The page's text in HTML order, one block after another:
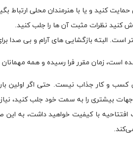
کنید و یا با هنرمندان محلی ارتباط
کنید نظرات مثبت آن ها را جلب کنید.
است. البته بازگشایی های آرام و بی
زمان مقرر فرا رسیده و همه مهمانان
کسب و کار جذاب نیست. حتی اگر اولین
بیشتری را به سمت خود جلب کنید،
افتتاحیه با کیفیت خواهید داشت، به